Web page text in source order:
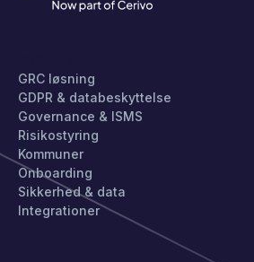
GRC løsning
GDPR & databeskyttelse
Governance & ISMS
Risikostyring
Kommuner
Onboarding
Sikkerhed & data
Integrationer